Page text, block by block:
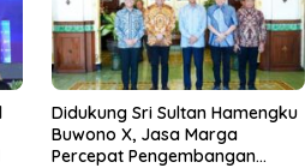
Didukung Sri Sultan Hamengku
Buwono X, Jasa Marga
Percepat Pengembangan